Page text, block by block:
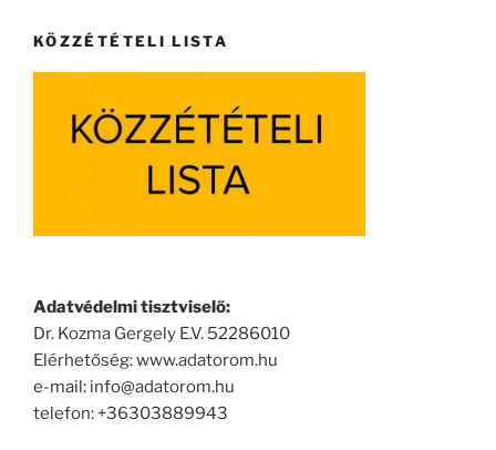
KÖZZÉTÉTELI LISTA
Adatvédelmi tisztviselő:
Dr. Kozma Gergely E.V. 52286010
Elérhetőség: www.adatorom.hu
e-mail: info@adatorom.hu
telefon: +36303889943